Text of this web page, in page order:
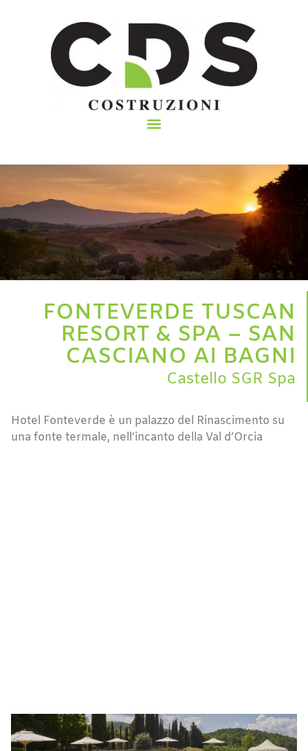
FONTEVERDE TUSCAN
RESORT & SPA – SAN
CASCIANO AI BAGNI
Castello SGR Spa
Hotel Fonteverde è un palazzo del Rinascimento su
una fonte termale, nell’incanto della Val d’Orcia